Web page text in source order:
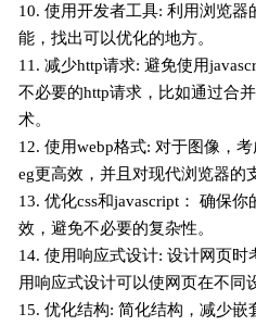
10. 使用开发者工具: 利用浏览
能，找出可以优化的地方。
11. 减少http请求: 避免使用
不必要的http请求，比如通过合
术。
12. 使用webp格式: 对于图像，
eg更高效，并且对现代浏览器的
13. 优化css和javascript： 确保
效，避免不必要的复杂性。
14. 使用响应式设计: 设计网页
用响应式设计可以使网页在不同
15. 优化结构: 简化结构，减少嵌